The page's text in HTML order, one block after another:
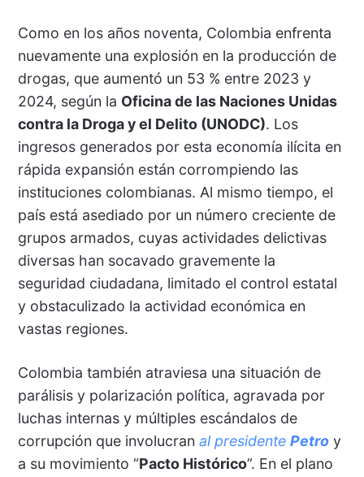
Como en los años noventa, Colombia enfrenta
nuevamente una explosión en la producción de
drogas, que aumentó un 53 % entre 2023 y
2024, según la Oficina de las Naciones Unidas
contra la Droga y el Delito (UNODC). Los
ingresos generados por esta economía ilícita en
rápida expansión están corrompiendo las
instituciones colombianas. Al mismo tiempo, el
país está asediado por un número creciente de
grupos armados, cuyas actividades delictivas
diversas han socavado gravemente la
seguridad ciudadana, limitado el control estatal
y obstaculizado la actividad económica en
vastas regiones.
Colombia también atraviesa una situación de
parálisis y polarización política, agravada por
luchas internas y múltiples escándalos de
corrupción que involucran al presidente Petroy
a su movimiento “Pacto Histórico”. En el plano